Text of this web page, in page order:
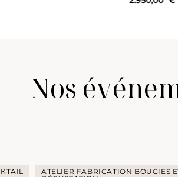
Nos